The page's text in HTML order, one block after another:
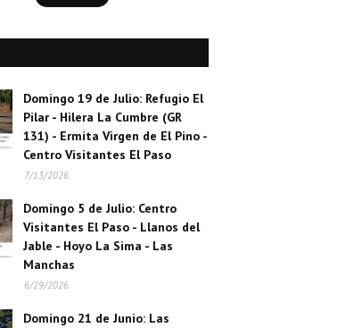
Domingo 19 de Julio: Refugio El
Pilar - Hilera La Cumbre (GR
131) - Ermita Virgen de El Pino -
Centro Visitantes El Paso
7/13/2026
Domingo 5 de Julio: Centro
Visitantes El Paso - Llanos del
Jable - Hoyo La Sima - Las
Manchas
6/29/2026
Domingo 21 de Junio: Las